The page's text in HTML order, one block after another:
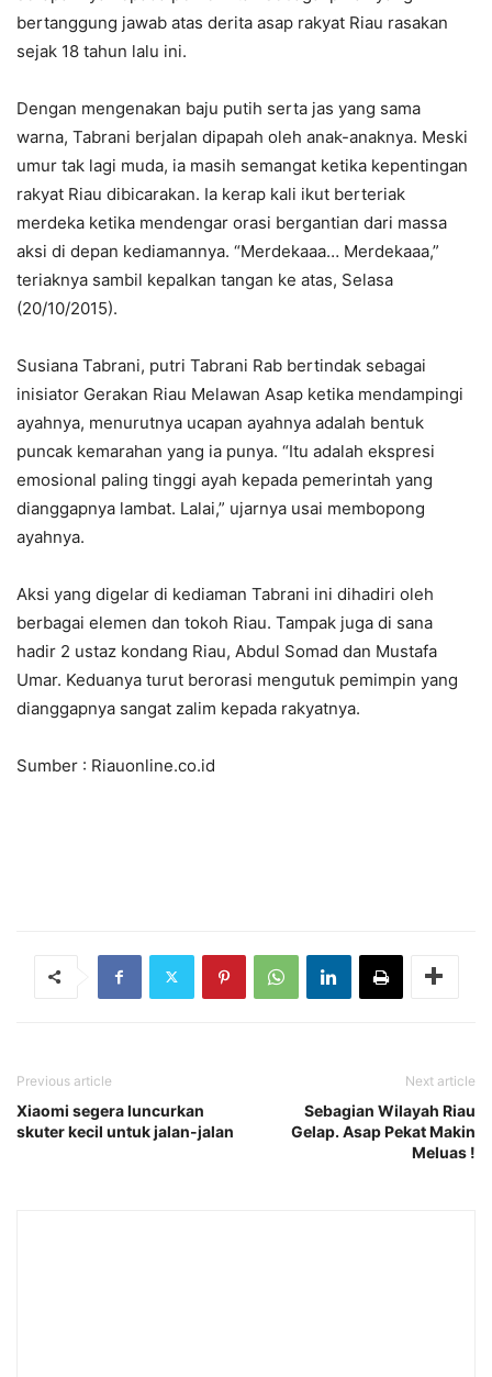
bertanggung jawab atas derita asap rakyat Riau rasakan
sejak 18 tahun lalu ini.
Dengan mengenakan baju putih serta jas yang sama
warna, Tabrani berjalan dipapah oleh anak-anaknya. Meski
umur tak lagi muda, ia masih semangat ketika kepentingan
rakyat Riau dibicarakan. Ia kerap kali ikut berteriak
merdeka ketika mendengar orasi bergantian dari massa
aksi di depan kediamannya. “Merdekaaa… Merdekaaa,”
teriaknya sambil kepalkan tangan ke atas, Selasa
(20/10/2015).
Susiana Tabrani, putri Tabrani Rab bertindak sebagai
inisiator Gerakan Riau Melawan Asap ketika mendampingi
ayahnya, menurutnya ucapan ayahnya adalah bentuk
puncak kemarahan yang ia punya. “Itu adalah ekspresi
emosional paling tinggi ayah kepada pemerintah yang
dianggapnya lambat. Lalai,” ujarnya usai membopong
ayahnya.
Aksi yang digelar di kediaman Tabrani ini dihadiri oleh
berbagai elemen dan tokoh Riau. Tampak juga di sana
hadir 2 ustaz kondang Riau, Abdul Somad dan Mustafa
Umar. Keduanya turut berorasi mengutuk pemimpin yang
dianggapnya sangat zalim kepada rakyatnya.
Sumber : Riauonline.co.id
Previous article
Xiaomi segera luncurkan
skuter kecil untuk jalan-jalan
Next article
Sebagian Wilayah Riau
Gelap. Asap Pekat Makin
Meluas !